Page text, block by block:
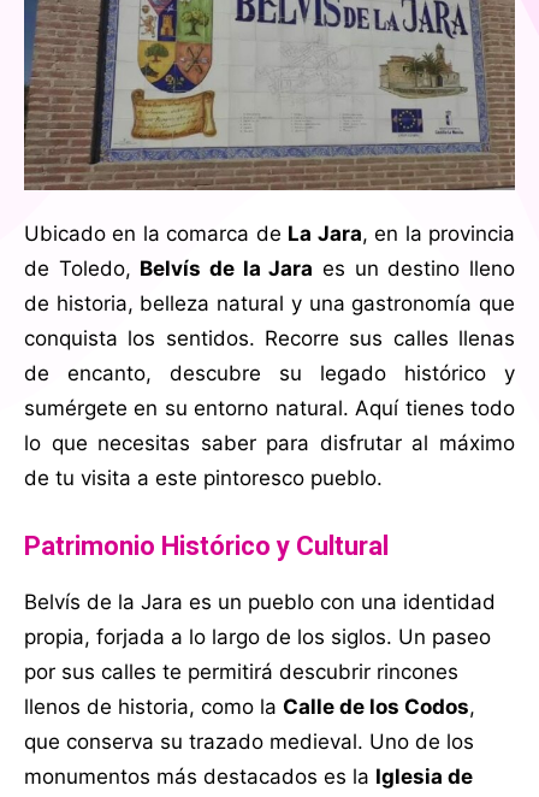
Ubicado en la comarca de La Jara, en la provincia
de Toledo, Belvís de la Jara es un destino lleno
de historia, belleza natural y una gastronomía que
conquista los sentidos. Recorre sus calles llenas
de encanto, descubre su legado histórico y
sumérgete en su entorno natural. Aquí tienes todo
lo que necesitas saber para disfrutar al máximo
de tu visita a este pintoresco pueblo.
Patrimonio Histórico y Cultural
Belvís de la Jara es un pueblo con una identidad
propia, forjada a lo largo de los siglos. Un paseo
por sus calles te permitirá descubrir rincones
llenos de historia, como la Calle de los Codos,
que conserva su trazado medieval. Uno de los
monumentos más destacados es la Iglesia de